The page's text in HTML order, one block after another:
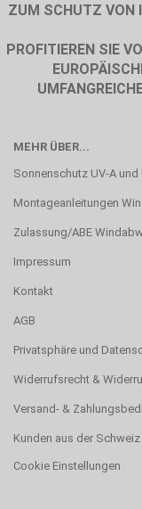
ZUM SCHUTZ VON
PROFITIEREN SIE
MEHR ÜBER...
Sonnenschutz UV-A und
Montageanleitungen
Zulassung/ABE
Impressum
Kontakt
AGB
Privatsphäre und
Widerrufsrecht &
Versand- &
Kunden aus der Schweiz
Cookie Einstellungen